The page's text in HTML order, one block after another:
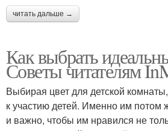
читать дальше →
Как выбрать
Советы читателям
Выбирая цвет для детской
к участию детей. Именно им потом
и важно, чтобы им нравился не